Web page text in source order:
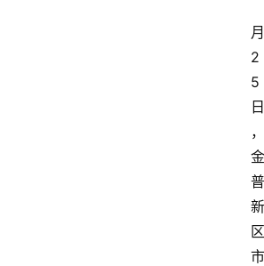
月
2
5
日
，
金
普
新
区
市